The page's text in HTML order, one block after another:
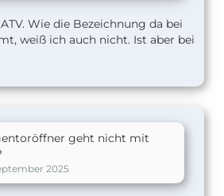
Wie die Bezeichnung da bei
weiß ich auch nicht. Ist aber bei
geht nicht mit
2025